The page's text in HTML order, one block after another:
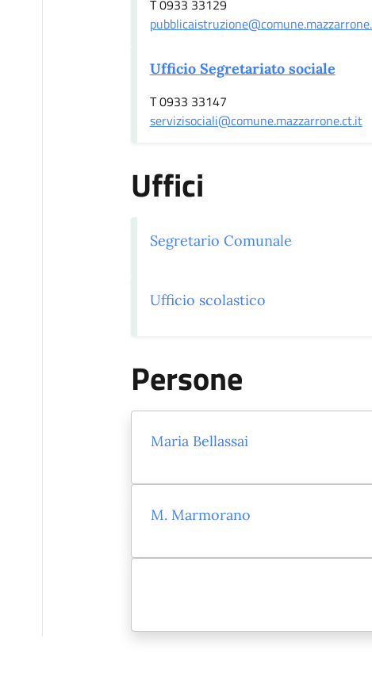
T 0933 33129
Ufficio Segretariato sociale
T 0933 33147
servizisociali@comune.mazzarrone.ct.it
Uffici
Segretario Comunale
Ufficio scolastico
Persone
Maria Bellassai
M. Marmorano